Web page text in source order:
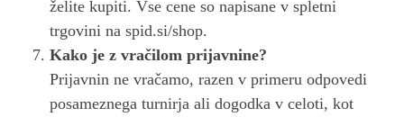
želite kupiti. Vse cene so napisane v spletni
trgovini na spid.si/shop.
Kako je z vračilom prijavnine?
Prijavnin ne vračamo, razen v primeru odpovedi
posameznega turnirja ali dogodka v celoti, kot